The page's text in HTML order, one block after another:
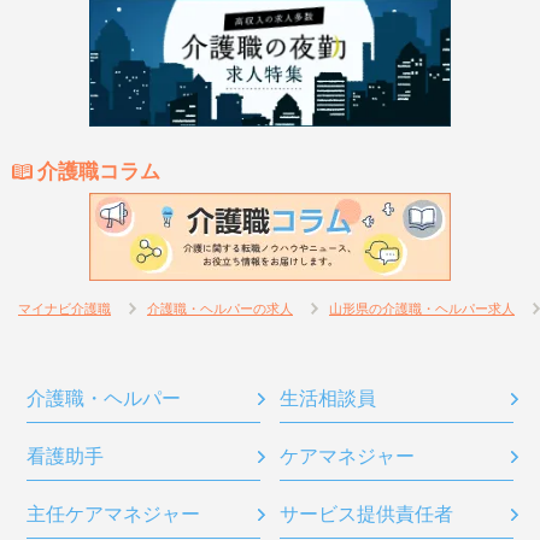
介護職コラム
マイナビ介護職 介護職・ヘルパーの求人 山形県の介護職・ヘルパー求人
介護職・ヘルパー 生活相談員
看護助手 ケアマネジャー
主任ケアマネジャー サービス提供責任者